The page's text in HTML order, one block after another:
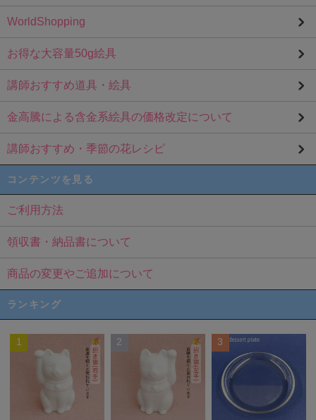
WorldShopping
お得な大容量50g絵具
講師おすすめ道具・絵具
金高騰による含金系絵具の価格改定について
講師おすすめ・季節の花レシピ
コンテンツを見る
ご利用方法
領収書・納品書について
商品の変更やご追加について
ランキング
1 2 3